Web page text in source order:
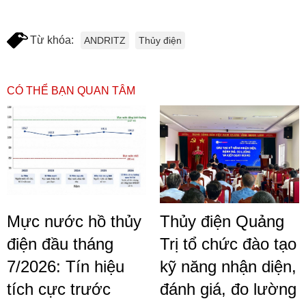
Từ khóa: ANDRITZ Thủy điện
CÓ THỂ BẠN QUAN TÂM
Mực nước hồ thủy
điện đầu tháng
7/2026: Tín hiệu
tích cực trước
Thủy điện Quảng
Trị tổ chức đào tạo
kỹ năng nhận diện,
đánh giá, đo lường